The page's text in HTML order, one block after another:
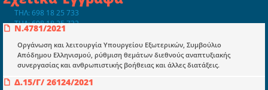
Ν.4781/2021
Οργάνωση και λειτουργία Υπουργείου Εξωτερικών, Συμβούλιο
Απόδημου Ελληνισμού, ρύθμιση θεμάτων διεθνούς αναπτυξιακής
συνεργασίας και ανθρωπιστικής βοήθειας και άλλες διατάξεις.
Δ.15/Γ/ 26124/2021
ΤΗΛ: 698 18 25 733
ΤΗΛ: 698 18 25 732
mydocmangr@gmail.com
Docman.gr
Ποιοί είμαστε;